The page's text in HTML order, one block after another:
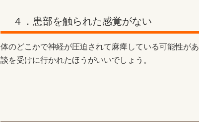
４．患部を触られた感覚がない
体のどこかで神経が圧迫されて麻痺している可能性が
談を受けに行かれたほうがいいでしょう。